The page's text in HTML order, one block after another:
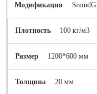
100 кг/м3
1200*600 мм
20 мм